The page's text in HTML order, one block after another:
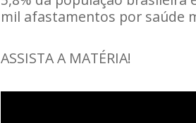
mil afastamentos por saúde
ASSISTA A MATÉRIA!